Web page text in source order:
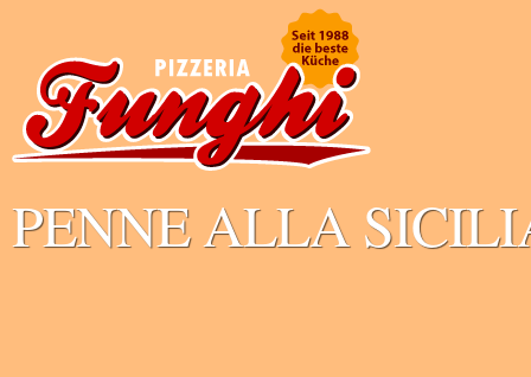
PENNE ALLA